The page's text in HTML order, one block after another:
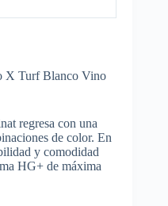
X Turf Blanco Vino
regresa con una
de color. En
y comodidad
HG+ de máxima